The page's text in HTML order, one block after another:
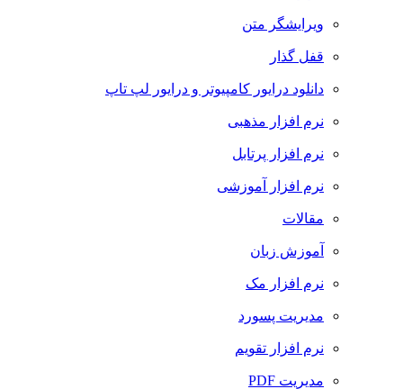
ویرایشگر متن
قفل گذار
دانلود درایور کامپیوتر و درایور لپ تاپ
نرم افزار مذهبی
نرم افزار پرتابل
نرم افزار آموزشی
مقالات
آموزش زبان
نرم افزار مک
مدیریت پسورد
نرم افزار تقویم
مدیریت PDF